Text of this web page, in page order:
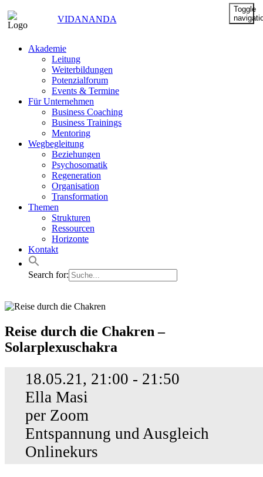
VIDANANDA
Toggle
Akademie
Leitung
Weiterbildungen
Potenzialforum
Events & Termine
Für Unternehmen
Business Coaching
Business Trainings
Mentoring
Wegbegleitung
Beziehungen
Psychosomatik
Regeneration
Organisation
Transformation
Themen
Strukturen
Ressourcen
Horizonte
Kontakt
Search for:
Reise
durch
die
Solarplexuschakra
Reise durch die Chakren –
Solarplexuschakra
18.05.21, 21:00 - 21:50
Ella Masi
per Zoom
Entspannung und Ausgleich
Onlinekurs